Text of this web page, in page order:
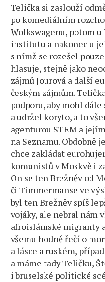
Telička si zaslouží
po komediálním
Wolkswagenu, potom u
institutu a nakonec u
s nímž se rozešel
hlasuje, stejně jako
zájmů Jourová a další
českým zájmům.
podporu, aby mohl
a udržel koryto, a to
agenturou STEM a
na Seznamu. Obdobně
chce zakládat
komunistů v Moskvě i
On se ten Brežněv od
či Timmermanse ve
byl ten Brežněv spíš
vojáky, ale nebral nám
afroislámské migranty
všemu hodně řečí o
a lásce a ruském,
a máme tady Teličku,
i bruselské politické